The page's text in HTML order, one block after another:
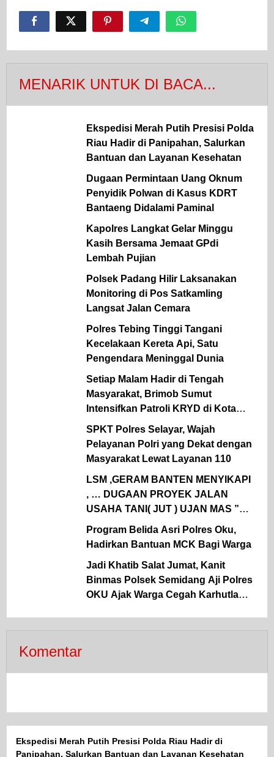
MENARIK UNTUK DI BACA...
Ekspedisi Merah Putih Presisi Polda
Riau Hadir di Panipahan, Salurkan
Bantuan dan Layanan Kesehatan
Dugaan Permintaan Uang Oknum
Penyidik Polwan di Kasus KDRT
Bantaeng Didalami Paminal
Kapolres Langkat Gelar Minggu
Kasih Bersama Jemaat GPdi
Lembah Pujian
Polsek Padang Hilir Laksanakan
Monitoring di Pos Satkamling
Langsat Jalan Cemara
Polres Tebing Tinggi Tangani
Kecelakaan Kereta Api, Satu
Pengendara Meninggal Dunia
Setiap Malam Hadir di Tengah
Masyarakat, Brimob Sumut
Intensifkan Patroli KRYD di Kota
Medan
SPKT Polres Selayar, Wajah
Pelayanan Polri yang Dekat dengan
Masyarakat Lewat Layanan 110
LSM ,GERAM BANTEN MENYIKAPI
, … DUGAAN PROYEK JALAN
USAHA TANI( JUT ) UJAN MAS ”
DINAS TPHP MUARA ENIM 2026,
DIKERJAKAN SEBELUM TAYANG
Program Belida Asri Polres Oku,
Hadirkan Bantuan MCK Bagi Warga
Jadi Khatib Salat Jumat, Kanit
Binmas Polsek Semidang Aji Polres
OKU Ajak Warga Cegah Karhutla
Komentar
Ekspedisi Merah Putih Presisi Polda Riau Hadir di
Panipahan, Salurkan Bantuan dan Layanan Kesehatan